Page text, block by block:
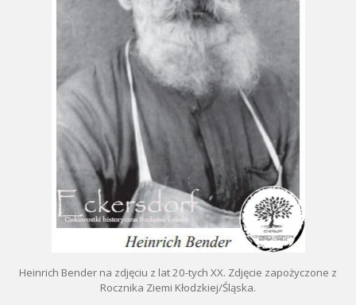
Heinrich Bender na zdjęciu z lat 20-tych XX. Zdjęcie zapożyczone z
Rocznika Ziemi Kłodzkiej/Śląska.